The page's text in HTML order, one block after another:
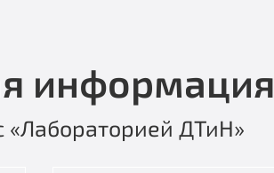
информация
«Лабораторией ДТиН»